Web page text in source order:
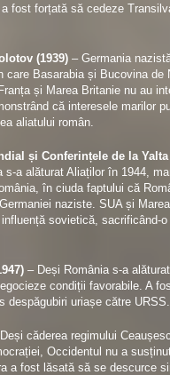
fost forțată să cedeze
(1939) – Germania
care Basarabia și Bucovina de
și Marea Britanie nu au
că interesele marilor
aliatului român.
și Conferințele de la
s-a alăturat Aliaților în 1944,
în ciuda faptului că
naziste. SUA și
sovietică, sacrificând-
– Deși România s-a
condiții favorabile. A
uriașe către URSS.
căderea regimului
Occidentul nu a
a fost lăsată să se descurce